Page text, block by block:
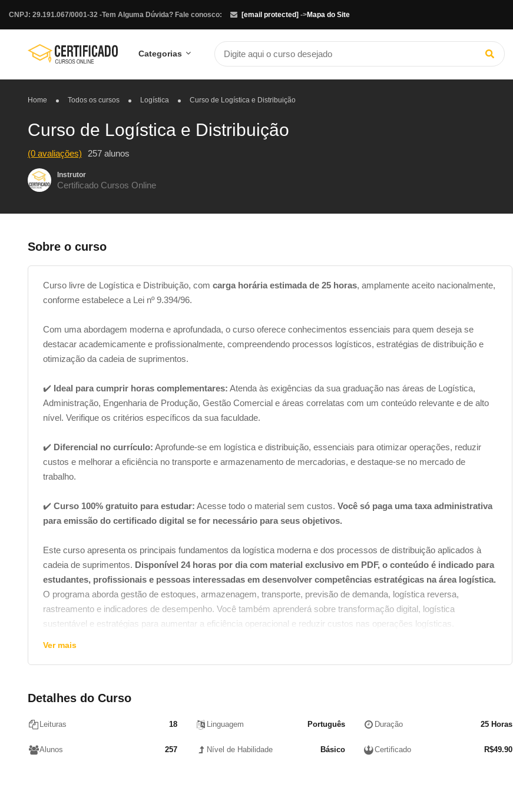
Tem Alguma Dúvida? Fale conosco: [email protected]
CNPJ: 29.191.067/0001-32 - ->Mapa do Site
Categorias
Home Todos os cursos Logística Curso de Logística e Distribuição
Curso de Logística e Distribuição
(0 avaliações) 257 alunos
Instrutor
Certificado Cursos Online
Sobre o curso
Curso livre de Logística e Distribuição, com carga horária estimada de 25 horas, amplamente aceito nacionalmente,
conforme estabelece a Lei nº 9.394/96.
Com uma abordagem moderna e aprofundada, o curso oferece conhecimentos essenciais para quem deseja se
destacar academicamente e profissionalmente, compreendendo processos logísticos, estratégias de distribuição e
otimização da cadeia de suprimentos.
✔️ Ideal para cumprir horas complementares: Atenda às exigências da sua graduação nas áreas de Logística,
Administração, Engenharia de Produção, Gestão Comercial e áreas correlatas com um conteúdo relevante e de alto
nível. Verifique os critérios específicos da sua faculdade.
✔️ Diferencial no currículo: Aprofunde-se em logística e distribuição, essenciais para otimizar operações, reduzir
custos e melhorar a eficiência no transporte e armazenamento de mercadorias, e destaque-se no mercado de
trabalho.
✔️ Curso 100% gratuito para estudar: Acesse todo o material sem custos. Você só paga uma taxa administrativa
para emissão do certificado digital se for necessário para seus objetivos.
Este curso apresenta os principais fundamentos da logística moderna e dos processos de distribuição aplicados à
cadeia de suprimentos. Disponível 24 horas por dia com material exclusivo em PDF, o conteúdo é indicado para
estudantes, profissionais e pessoas interessadas em desenvolver competências estratégicas na área logística.
O programa aborda gestão de estoques, armazenagem, transporte, previsão de demanda, logística reversa,
rastreamento e indicadores de desempenho. Você também aprenderá sobre transformação digital, logística
sustentável e estratégias para aumentar a eficiência operacional e reduzir custos nas operações logísticas.
Ver mais
Detalhes do Curso
Leituras 18 Linguagem Português Duração 25 Horas
Alunos 257 Nível de Habilidade Básico Certificado R$49.90